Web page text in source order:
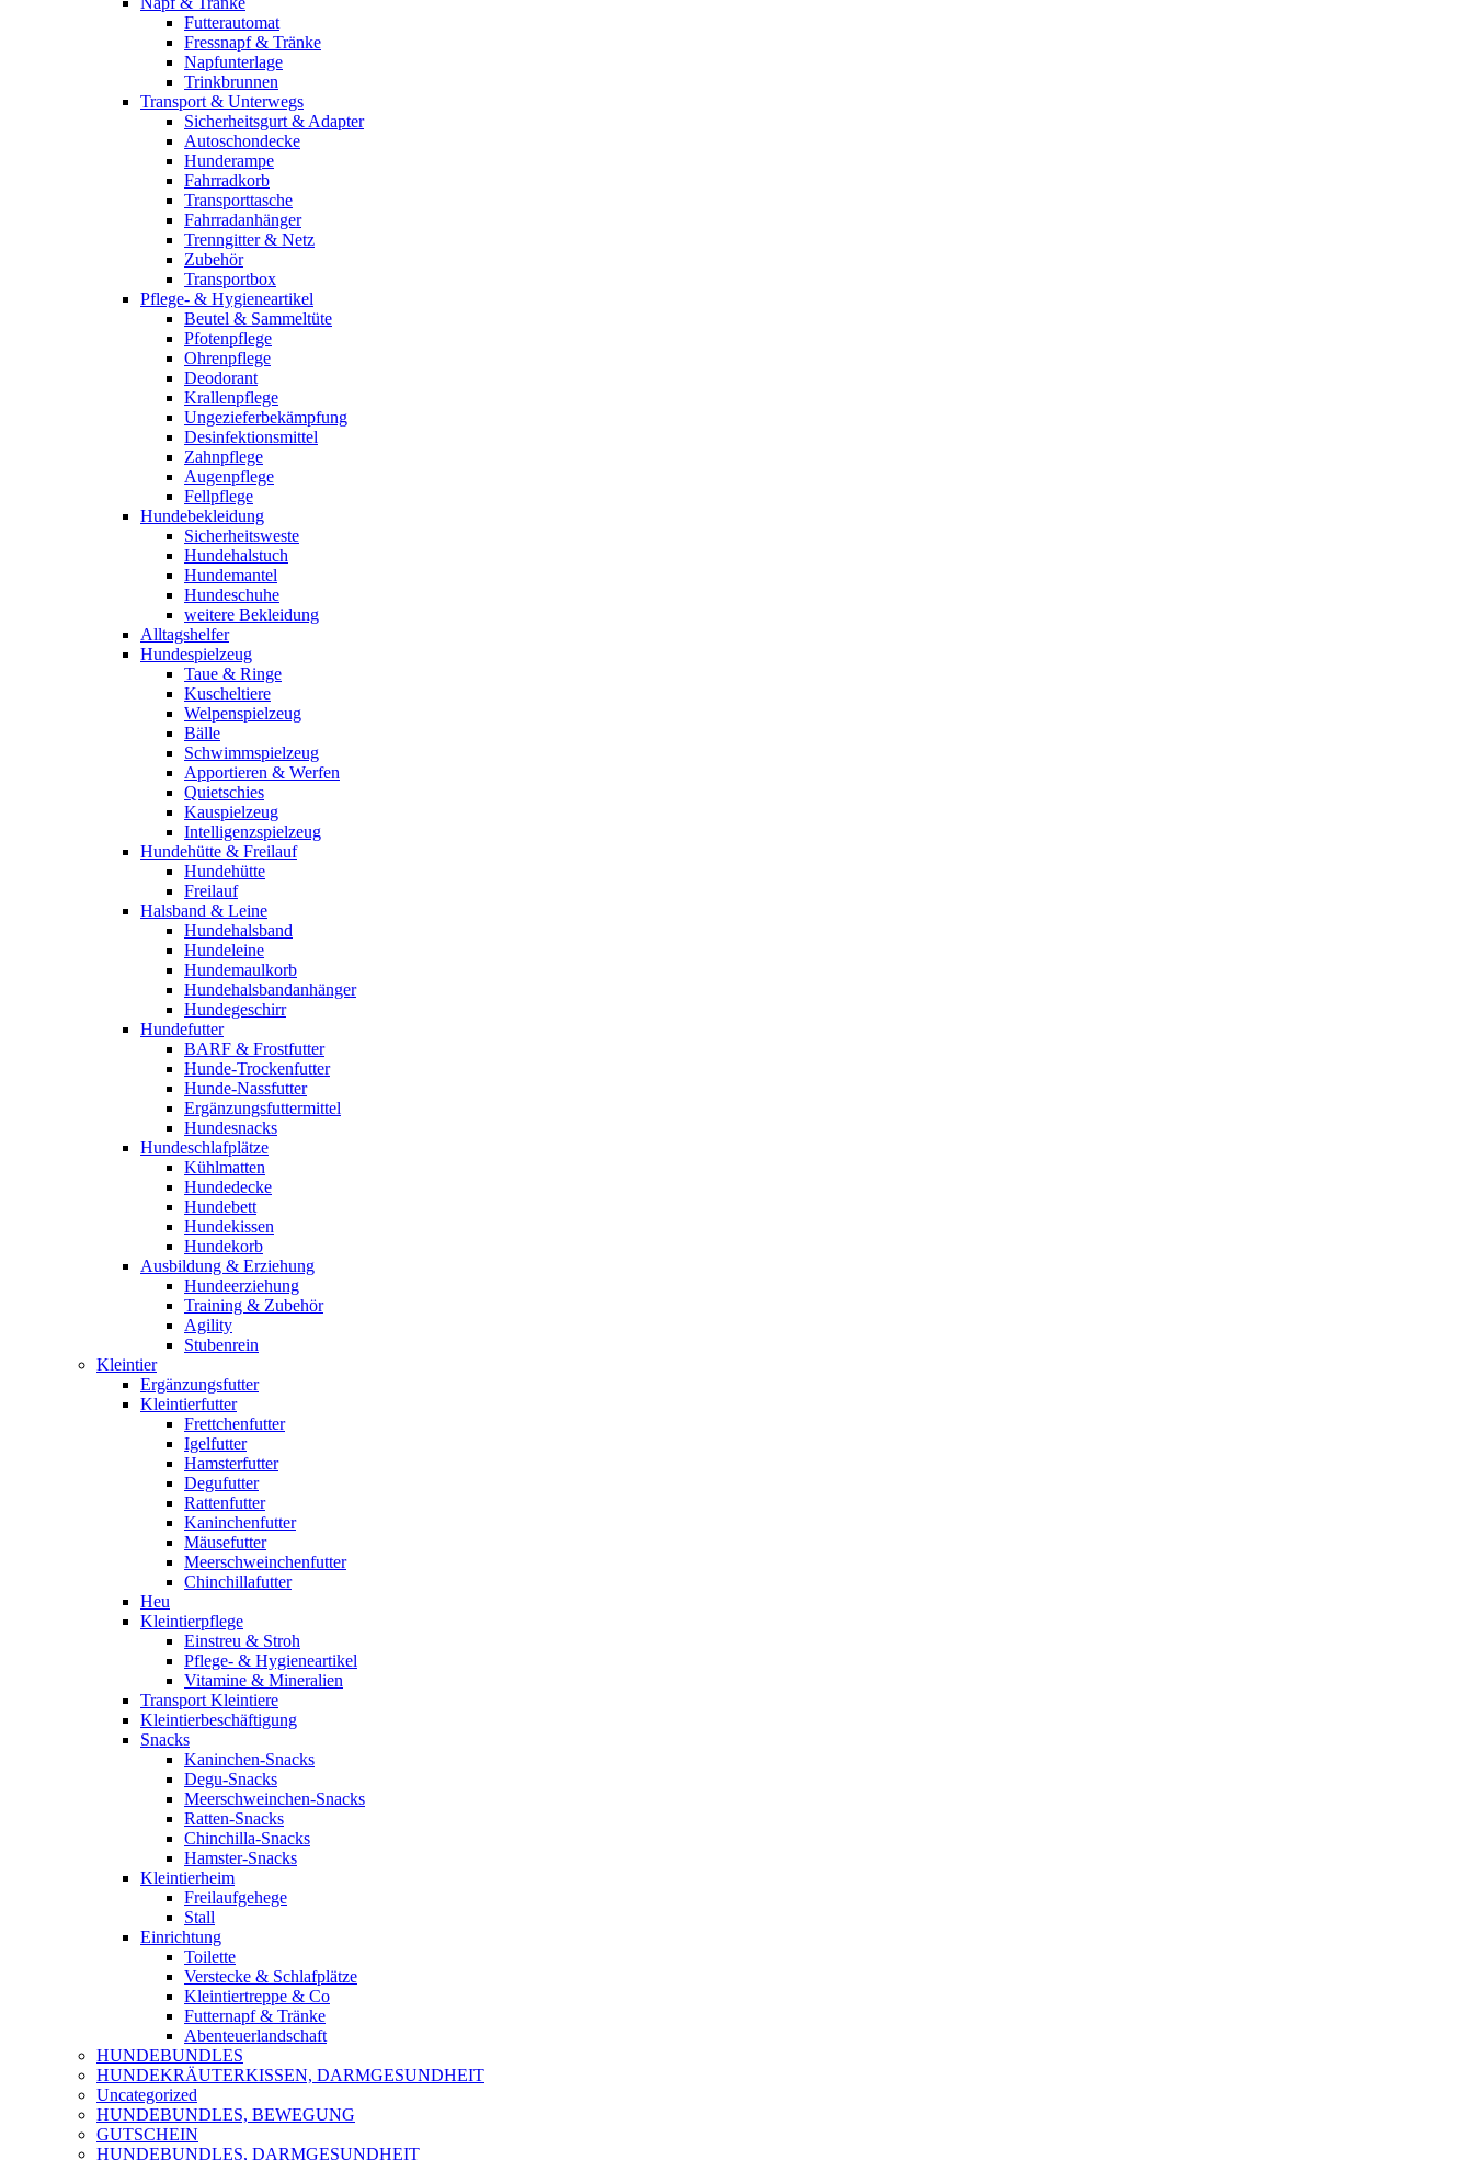
Futterautomat
Fressnapf & Tränke
Napfunterlage
Trinkbrunnen
Transport & Unterwegs
Sicherheitsgurt & Adapter
Autoschondecke
Hunderampe
Fahrradkorb
Transporttasche
Fahrradanhänger
Trenngitter & Netz
Zubehör
Transportbox
Pflege- & Hygieneartikel
Beutel & Sammeltüte
Pfotenpflege
Ohrenpflege
Deodorant
Krallenpflege
Ungezieferbekämpfung
Desinfektionsmittel
Zahnpflege
Augenpflege
Fellpflege
Hundebekleidung
Sicherheitsweste
Hundehalstuch
Hundemantel
Hundeschuhe
weitere Bekleidung
Alltagshelfer
Hundespielzeug
Taue & Ringe
Kuscheltiere
Welpenspielzeug
Bälle
Schwimmspielzeug
Apportieren & Werfen
Quietschies
Kauspielzeug
Intelligenzspielzeug
Hundehütte & Freilauf
Hundehütte
Freilauf
Halsband & Leine
Hundehalsband
Hundeleine
Hundemaulkorb
Hundehalsbandanhänger
Hundegeschirr
Hundefutter
BARF & Frostfutter
Hunde-Trockenfutter
Hunde-Nassfutter
Ergänzungsfuttermittel
Hundesnacks
Hundeschlafplätze
Kühlmatten
Hundedecke
Hundebett
Hundekissen
Hundekorb
Ausbildung & Erziehung
Hundeerziehung
Training & Zubehör
Agility
Stubenrein
Kleintier
Ergänzungsfutter
Kleintierfutter
Frettchenfutter
Igelfutter
Hamsterfutter
Degufutter
Rattenfutter
Kaninchenfutter
Mäusefutter
Meerschweinchenfutter
Chinchillafutter
Heu
Kleintierpflege
Einstreu & Stroh
Pflege- & Hygieneartikel
Vitamine & Mineralien
Transport Kleintiere
Kleintierbeschäftigung
Snacks
Kaninchen-Snacks
Degu-Snacks
Meerschweinchen-Snacks
Ratten-Snacks
Chinchilla-Snacks
Hamster-Snacks
Kleintierheim
Freilaufgehege
Stall
Einrichtung
Toilette
Verstecke & Schlafplätze
Kleintiertreppe & Co
Futternapf & Tränke
Abenteuerlandschaft
HUNDEBUNDLES
HUNDEKRÄUTERKISSEN, DARMGESUNDHEIT
Uncategorized
HUNDEBUNDLES, BEWEGUNG
GUTSCHEIN
HUNDEBUNDLES, DARMGESUNDHEIT